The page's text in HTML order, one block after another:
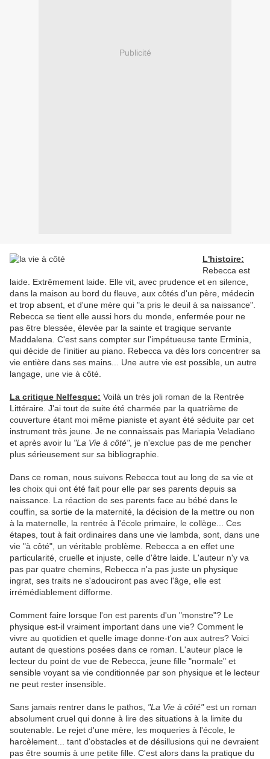
Publicité
L'histoire:
Rebecca est
laide. Extrêmement laide. Elle vit, avec prudence et en silence,
dans la maison au bord du fleuve, aux côtés d'un père, médecin
et trop absent, et d'une mère qui "a pris le deuil à sa naissance".
Rebecca se tient elle aussi hors du monde, enfermée pour ne
pas être blessée, élevée par la sainte et tragique servante
Maddalena. C'est sans compter sur l'impétueuse tante Erminia,
qui décide de l'initier au piano. Rebecca va dès lors concentrer sa
vie entière dans ses mains... Une autre vie est possible, un autre
langage, une vie à côté.
La critique Nelfesque: Voilà un très joli roman de la Rentrée
Littéraire. J'ai tout de suite été charmée par la quatrième de
couverture étant moi même pianiste et ayant été séduite par cet
instrument très jeune. Je ne connaissais pas Mariapia Veladiano
et après avoir lu "La Vie à côté", je n'exclue pas de me pencher
plus sérieusement sur sa bibliographie.
Dans ce roman, nous suivons Rebecca tout au long de sa vie et
les choix qui ont été fait pour elle par ses parents depuis sa
naissance. La réaction de ses parents face au bébé dans le
couffin, sa sortie de la maternité, la décision de la mettre ou non
à la maternelle, la rentrée à l'école primaire, le collège... Ces
étapes, tout à fait ordinaires dans une vie lambda, sont, dans une
vie "à côté", un véritable problème. Rebecca a en effet une
particularité, cruelle et injuste, celle d'être laide. L'auteur n'y va
pas par quatre chemins, Rebecca n'a pas juste un physique
ingrat, ses traits ne s'adouciront pas avec l'âge, elle est
irrémédiablement difforme.
Comment faire lorsque l'on est parents d'un "monstre"? Le
physique est-il vraiment important dans une vie? Comment le
vivre au quotidien et quelle image donne-t'on aux autres? Voici
autant de questions posées dans ce roman. L'auteur place le
lecteur du point de vue de Rebecca, jeune fille "normale" et
sensible voyant sa vie conditionnée par son physique et le lecteur
ne peut rester insensible.
Sans jamais rentrer dans le pathos, "La Vie à côté"est un roman
absolument cruel qui donne à lire des situations à la limite du
soutenable. Le rejet d'une mère, les moqueries à l'école, le
harcèlement... tant d'obstacles et de désillusions qui ne devraient
pas être soumis à une petite fille. C'est alors dans la pratique du